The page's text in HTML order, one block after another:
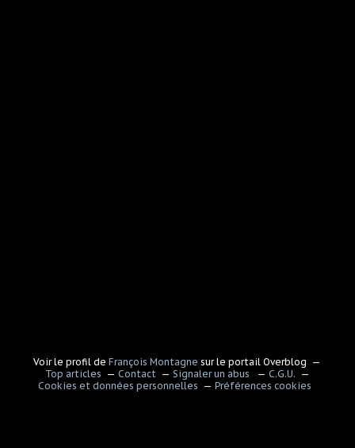
Voir le profil deFrançois Montagne sur le portail Overblog
Top articles
Contact Signaler un abus
C.G.U.
Cookies et données personnelles
Préférences cookies